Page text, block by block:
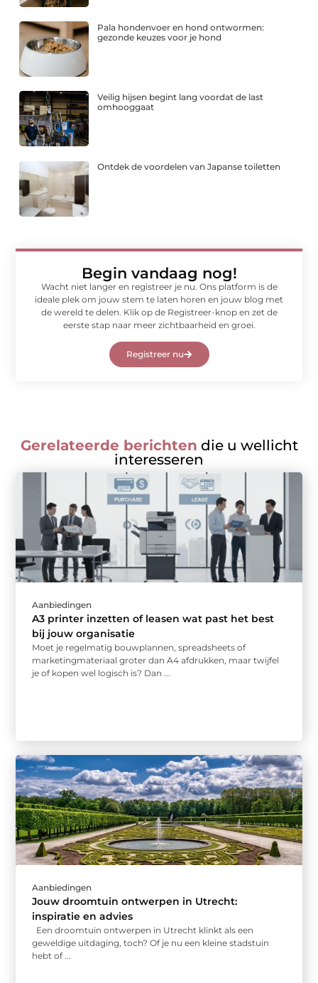
Pala hondenvoer en hond ontwormen:
gezonde keuzes voor je hond
Veilig hijsen begint lang voordat de last
omhooggaat
Ontdek de voordelen van Japanse toiletten
Begin vandaag nog!
Wacht niet langer en registreer je nu. Ons platform is de
ideale plek om jouw stem te laten horen en jouw blog met
de wereld te delen. Klik op de Registreer-knop en zet de
eerste stap naar meer zichtbaarheid en groei.
Registreer nu
Gerelateerde berichten die u wellicht
interesseren
Aanbiedingen
A3 printer inzetten of leasen wat past het best
bij jouw organisatie
Moet je regelmatig bouwplannen, spreadsheets of
marketingmateriaal groter dan A4 afdrukken, maar twijfel
je of kopen wel logisch is? Dan ...
Aanbiedingen
Jouw droomtuin ontwerpen in Utrecht:
inspiratie en advies
Een droomtuin ontwerpen in Utrecht klinkt als een
geweldige uitdaging, toch? Of je nu een kleine stadstuin
hebt of ...